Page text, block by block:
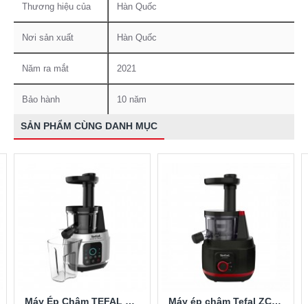
Thương hiệu của Hàn Quốc
Nơi sản xuất Hàn Quốc
Năm ra mắt 2021
Bảo hành 10 năm
SẢN PHẨM CÙNG DANH MỤC
Máy Ép Chậm TEFAL ZC420E38 Máy ép chậm Tefal ZC150838